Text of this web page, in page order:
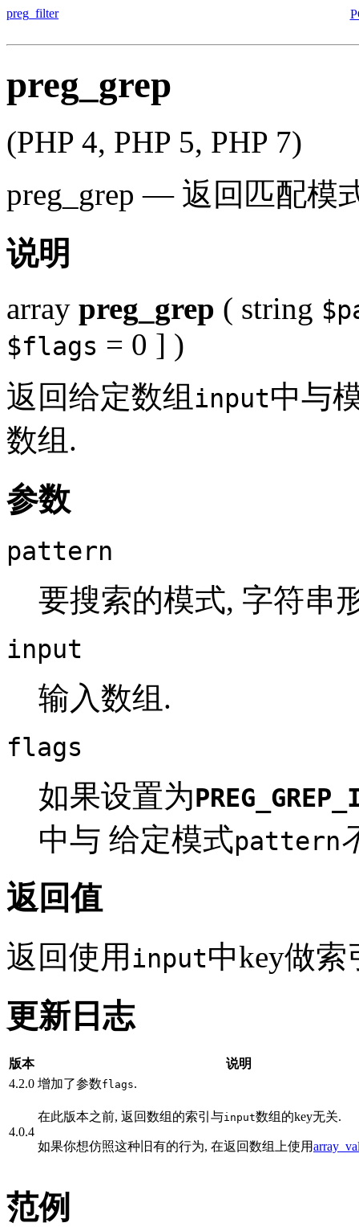
preg_filter
preg_grep
(PHP 4, PHP 5, PHP 7)
preg_grep — 返回匹配模
说明
array preg_grep ( string
$flags = 0 ] )
返回给定数组 input中与
数组.
参数
pattern
要搜索的模式, 字符串
input
输入数组.
flags
如果设置为
中与 给定模式pattern
返回值
返回使用 input中key做索
更新日志
版本
说明
4.2.0 增加了参数flags.
4.0.4
在此版本之前, 返回数组的索引与input数组的key无关.
如果你想仿照这种旧有的行为, 在返回数组上使用
范例